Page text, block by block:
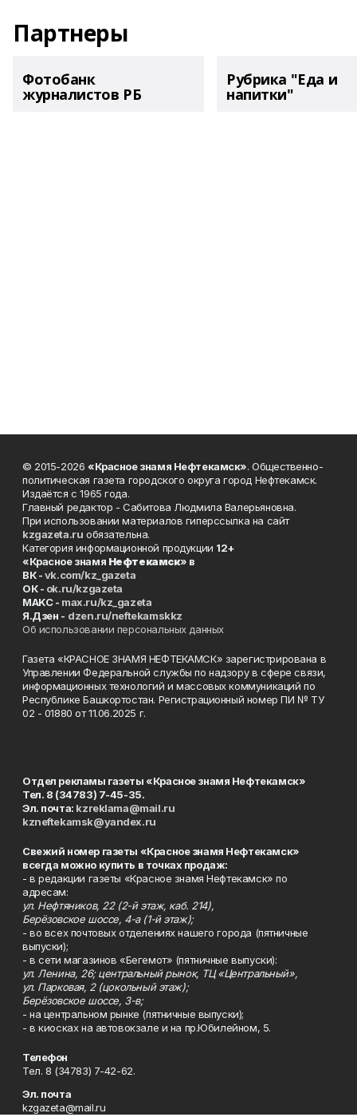
Партнеры
Фотобанк
журналистов РБ
Рубрика "Еда и
напитки"
© 2015-2026 «Красное знамя Нефтекамск». Общественно-
политическая газета городского округа город Нефтекамск.
Издаётся с 1965 года.
Главный редактор - Сабитова Людмила Валерьяновна.
При использовании материалов гиперссылка на сайт
kzgazeta.ru обязательна.
Категория информационной продукции 12+
«Красное знамя Нефтекамск» в
ВК -vk.com/kz_gazeta
ОК - ok.ru/kzgazeta
MAKC - max.ru/kz_gazeta
Я.Дзен - dzen.ru/neftekamskkz
Об использовании персональных данных
Газета «КРАСНОЕ ЗНАМЯ НЕФТЕКАМСК» зарегистрирована в
Управлении Федеральной службы по надзору в сфере связи,
информационных технологий и массовых коммуникаций по
Республике Башкортостан. Регистрационный номер ПИ № ТУ
02 - 01880 от 11.06.2025 г.
Отдел рекламы газеты «Красное знамя Нефтекамск»
Тел. 8 (34783) 7-45-35.
Эл. почта: kzreklama@mail.ru
kzneftekamsk@yandex.ru
Свежий номер газеты «Красное знамя Нефтекамск»
всегда можно купить в точках продаж:
- в редакции газеты «Красное знамя Нефтекамск» по
адресам:
ул. Нефтяников, 22 (2-й этаж, каб. 214),
Берёзовское шоссе, 4-а (1-й этаж);
- во всех почтовых отделениях нашего города (пятничные
выпуски);
- в сети магазинов «Бегемот» (пятничные выпуски):
ул. Ленина, 26; центральный рынок, ТЦ «Центральный»,
ул. Парковая, 2 (цокольный этаж);
Берёзовское шоссе, 3-в;
- на центральном рынке (пятничные выпуски);
- в киосках на автовокзале и на пр.Юбилейном, 5.
Телефон
Тел. 8 (34783) 7-42-62.
Эл. почта
kzgazeta@mail.ru